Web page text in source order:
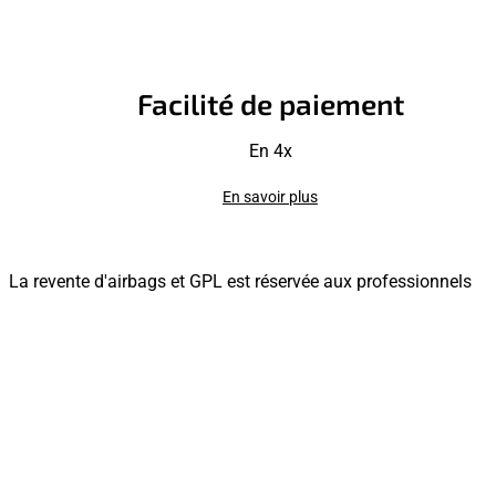
Facilité de paiement
En 4x
En savoir plus
La revente d'airbags et GPL est réservée aux professionnels